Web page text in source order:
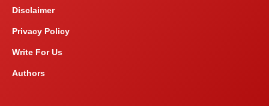
Disclaimer
Privacy Policy
Write For Us
Authors